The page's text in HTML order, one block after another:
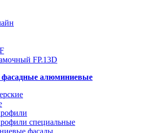
алюминиевые
специальные
фасады